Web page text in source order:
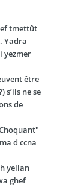
tmettût
Yadra
yezmer
être
s’ils ne se
de
d ccna
yellan
ghef